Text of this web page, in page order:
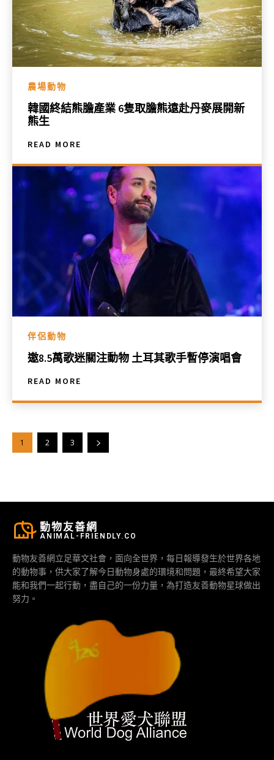
農場動物
韓國終結熊膽產業 6隻取膽熊遠赴丹麥展開新
熊生
READ MORE
伴侶動物
邀8.5萬歌迷關注動物 土耳其歌手暫停演唱會
READ MORE
1 2 3
動物友善網
ANIMAL-FRIENDLY.CO
動物友善網立足華文社會，面向全世界，每日報導發生於世界各地
的動物事，供大家了解今日動物身處的環境和問題，最終希望大家
能和我們一起行動，盡自己的一份力量，為打造友善動物星球做出
努力。